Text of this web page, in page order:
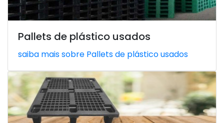
Pallets de plástico usados
saiba mais sobre Pallets de plástico usados